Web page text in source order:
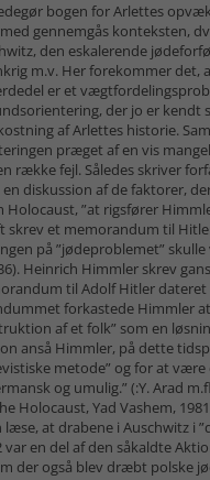
bogen for Arlettes
gennemgås konteksten,
den eskalerende
m.v. Her forekommer det,
er et
der jo er kendt
af Arlettes historie.
præget af en vis
række fejl. Således skriver
diskussion af de faktorer,
Holocaust, ”at rigsfører
skrev et memorandum til
på ”jødeproblemet”
Heinrich Himmler skrev
til Adolf Hitler dateret
forkastede Himmler
af et folk” som en
anså Himmler, på dette
metode” og for at være
og umulig.” (:Y. Arad
Holocaust, Yad Vashem,
læse, at drabene i Auschwitz i
var en del af den såkaldte
der også blev dræbt polske